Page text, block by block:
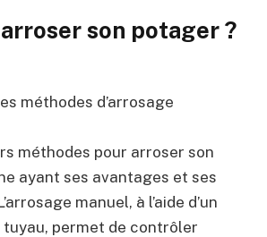
son potager ?
méthodes d’arrosage
méthodes pour arroser son
ayant ses avantages et ses
manuel, à l’aide d’un
tuyau, permet de contrôler